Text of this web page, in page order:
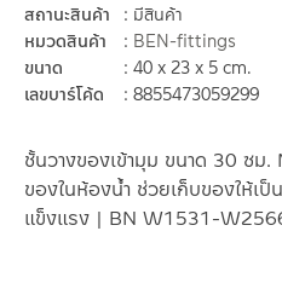
ชั้นวางของเข้ามุม ขนาด 30 ซม
ของในห้องน้ำ ช่วยเก็บของให้เ
แข็งแรง | BN W1531-
สถานะสินค้า
มีสินค้า
หมวดสินค้า
BEN-fittings
ขนาด
40 x 23 x 5 cm.
เลขบาร์โค้ด
8855473059299